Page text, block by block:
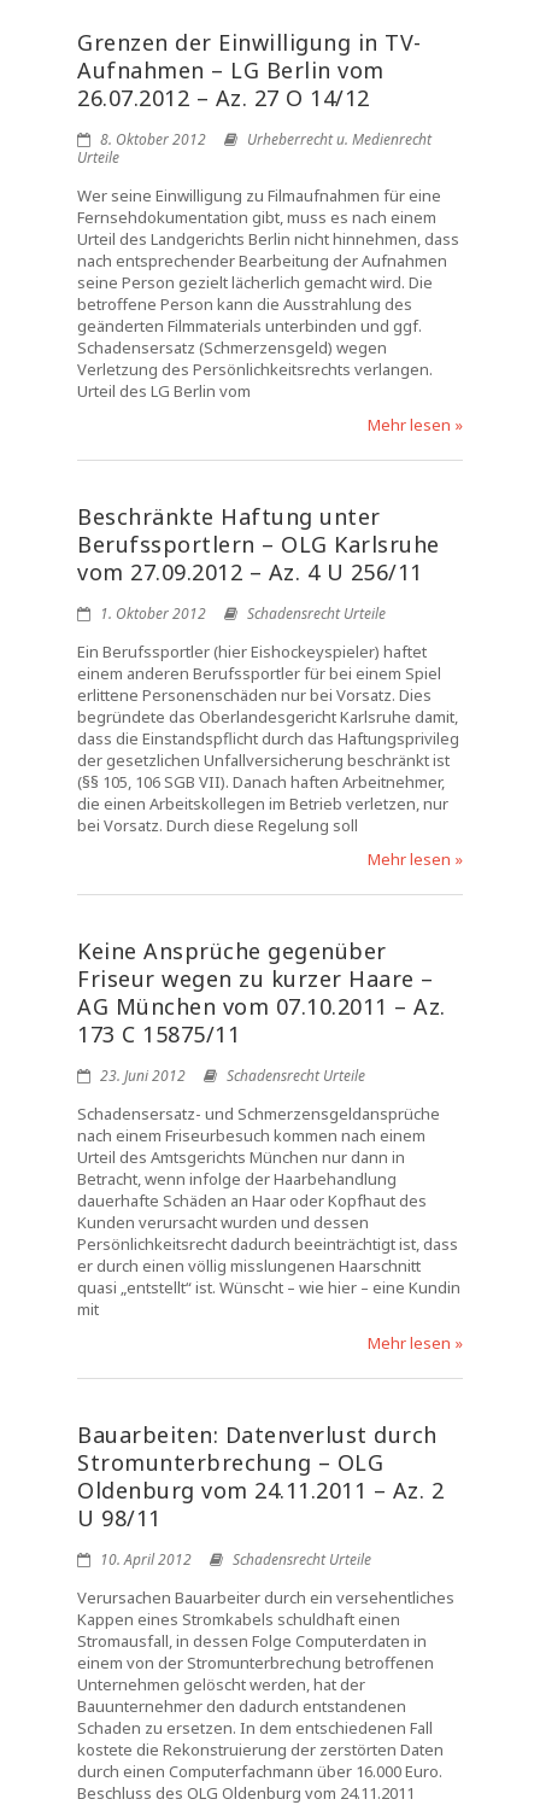
Grenzen der Einwilligung in TV-
Aufnahmen – LG Berlin vom
26.07.2012 – Az. 27 O 14/12
8. Oktober 2012
Urheberrecht u. Medienrecht
Urteile
Wer seine Einwilligung zu Filmaufnahmen für eine
Fernsehdokumentation gibt, muss es nach einem
Urteil des Landgerichts Berlin nicht hinnehmen, dass
nach entsprechender Bearbeitung der Aufnahmen
seine Person gezielt lächerlich gemacht wird. Die
betroffene Person kann die Ausstrahlung des
geänderten Filmmaterials unterbinden und ggf.
Schadensersatz (Schmerzensgeld) wegen
Verletzung des Persönlichkeitsrechts verlangen.
Urteil des LG Berlin vom
Mehr lesen »
Beschränkte Haftung unter
Berufssportlern – OLG Karlsruhe
vom 27.09.2012 – Az. 4 U 256/11
1. Oktober 2012 Schadensrecht Urteile
Ein Berufssportler (hier Eishockeyspieler) haftet
einem anderen Berufssportler für bei einem Spiel
erlittene Personenschäden nur bei Vorsatz. Dies
begründete das Oberlandesgericht Karlsruhe damit,
dass die Einstandspflicht durch das Haftungsprivileg
der gesetzlichen Unfallversicherung beschränkt ist
(§§ 105, 106 SGB VII). Danach haften Arbeitnehmer,
die einen Arbeitskollegen im Betrieb verletzen, nur
bei Vorsatz. Durch diese Regelung soll
Mehr lesen »
Keine Ansprüche gegenüber
Friseur wegen zu kurzer Haare –
AG München vom 07.10.2011 – Az.
173 C 15875/11
23. Juni 2012 Schadensrecht Urteile
Schadensersatz- und Schmerzensgeldansprüche
nach einem Friseurbesuch kommen nach einem
Urteil des Amtsgerichts München nur dann in
Betracht, wenn infolge der Haarbehandlung
dauerhafte Schäden an Haar oder Kopfhaut des
Kunden verursacht wurden und dessen
Persönlichkeitsrecht dadurch beeinträchtigt ist, dass
er durch einen völlig misslungenen Haarschnitt
quasi „entstellt“ ist. Wünscht – wie hier – eine Kundin
mit
Mehr lesen »
Bauarbeiten: Datenverlust durch
Stromunterbrechung – OLG
Oldenburg vom 24.11.2011 – Az. 2
U 98/11
10. April 2012 Schadensrecht Urteile
Verursachen Bauarbeiter durch ein versehentliches
Kappen eines Stromkabels schuldhaft einen
Stromausfall, in dessen Folge Computerdaten in
einem von der Stromunterbrechung betroffenen
Unternehmen gelöscht werden, hat der
Bauunternehmer den dadurch entstandenen
Schaden zu ersetzen. In dem entschiedenen Fall
kostete die Rekonstruierung der zerstörten Daten
durch einen Computerfachmann über 16.000 Euro.
Beschluss des OLG Oldenburg vom 24.11.2011